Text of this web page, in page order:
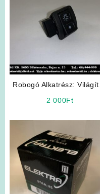
Robogó Alkatrész:
2 000Ft